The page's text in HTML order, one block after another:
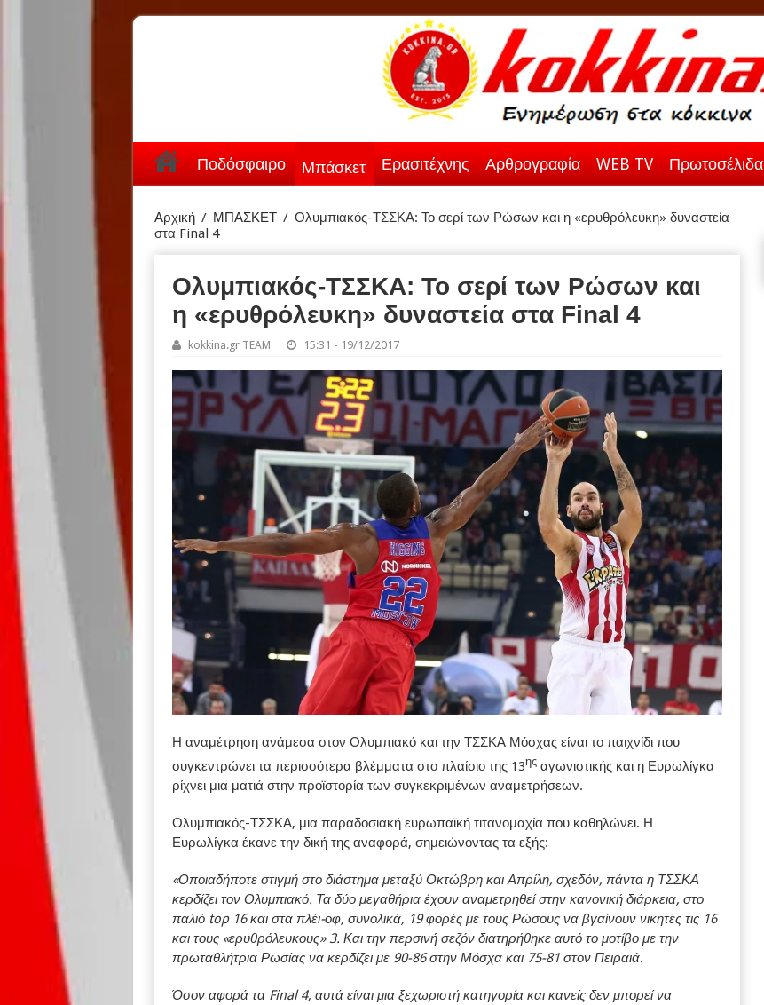
Ποδόσφαιρο Μπάσκετ Ερασιτέχνης Αρθρογραφία WEB TV Πρωτοσέλιδα
Αρχική / ΜΠΑΣΚΕΤ / Ολυμπιακός-ΤΣΣΚΑ: Το σερί των Ρώσων και η «ερυθρόλευκη» δυναστεία
στα Final 4
Ολυμπιακός-ΤΣΣΚΑ: Το σερί των Ρώσων και
η «ερυθρόλευκη» δυναστεία στα Final 4
kokkina.gr TEAM 15:31 - 19/12/2017
Η αναμέτρηση ανάμεσα στον Ολυμπιακό και την ΤΣΣΚΑ Μόσχας είναι το παιχνίδι που
συγκεντρώνει τα περισσότερα βλέμματα στο πλαίσιο της 13ηςαγωνιστικής και η Ευρωλίγκα
ρίχνει μια ματιά στην προϊστορία των συγκεκριμένων αναμετρήσεων.
Ολυμπιακός-ΤΣΣΚΑ, μια παραδοσιακή ευρωπαϊκή τιτανομαχία που καθηλώνει. Η
Ευρωλίγκα έκανε την δική της αναφορά, σημειώνοντας τα εξής:
«Οποιαδήποτε στιγμή στο διάστημα μεταξύ Οκτώβρη και Απρίλη, σχεδόν, πάντα η ΤΣΣΚΑ
κερδίζει τον Ολυμπιακό. Τα δύο μεγαθήρια έχουν αναμετρηθεί στην κανονική διάρκεια, στο
παλιό top 16 και στα πλέι-οφ, συνολικά, 19 φορές με τους Ρώσους να βγαίνουν νικητές τις 16
και τους «ερυθρόλευκους» 3. Και την περσινή σεζόν διατηρήθηκε αυτό το μοτίβο με την
πρωταθλήτρια Ρωσίας να κερδίζει με 90-86 στην Μόσχα και 75-81 στον Πειραιά.
Όσον αφορά τα Final 4, αυτά είναι μια ξεχωριστή κατηγορία και κανείς δεν μπορεί να